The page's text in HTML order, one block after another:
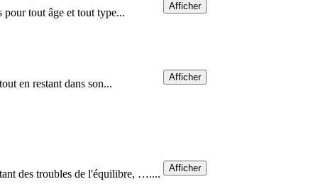
pour tout âge et tout type...
Afficher
en restant dans son...
Afficher
des troubles de l'équilibre, ….... Afficher